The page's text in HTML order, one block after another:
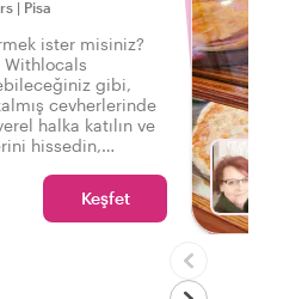
| Pisa
ister misiniz?
Withlocals
gibi,
cevherlerinde
halka katılın ve
hissedin,
Keşfet